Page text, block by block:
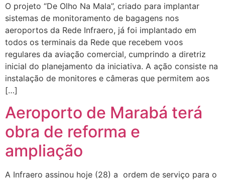
O projeto “De Olho Na Mala”, criado para implantar
sistemas de monitoramento de bagagens nos
aeroportos da Rede Infraero, já foi implantado em
todos os terminais da Rede que recebem voos
regulares da aviação comercial, cumprindo a diretriz
inicial do planejamento da iniciativa. A ação consiste na
instalação de monitores e câmeras que permitem aos
[…]
Aeroporto de Marabá terá
obra de reforma e
ampliação
A Infraero assinou hoje (28) a ordem de serviço para o